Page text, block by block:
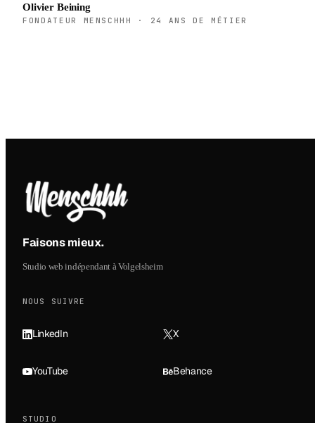
Olivier Beining
FONDATEUR MENSCHHH · 24 ANS DE MÉTIER
Faisons mieux.
Studio web indépendant à Volgelsheim
NOUS SUIVRE
LinkedIn X
YouTube Behance
STUDIO